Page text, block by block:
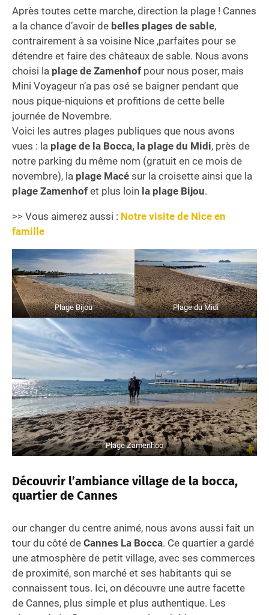
Après toutes cette marche, direction la plage ! Cannes
a la chance d’avoir de belles plages de sable,
contrairement à sa voisine Nice ,parfaites pour se
détendre et faire des châteaux de sable. Nous avons
choisi la plage de Zamenhof pour nous poser, mais
Mini Voyageur n’a pas osé se baigner pendant que
nous pique-niquions et profitions de cette belle
journée de Novembre.
Voici les autres plages publiques que nous avons
vues : la plage de la Bocca, la plage du Midi, près de
notre parking du même nom (gratuit en ce mois de
novembre), la plage Macé sur la croisette ainsi que la
plage Zamenhof et plus loin la plage Bijou.
>> Vous aimerez aussi : Notre visite de Nice en
famille
Plage Bijou Plage du Midi
Plage Zamenhoo
Découvrir l’ambiance village de la bocca,
quartier de Cannes
our changer du centre animé, nous avons aussi fait un
tour du côté de Cannes La Bocca. Ce quartier a gardé
une atmosphère de petit village, avec ses commerces
de proximité, son marché et ses habitants qui se
connaissent tous. Ici, on découvre une autre facette
de Cannes, plus simple et plus authentique. Les